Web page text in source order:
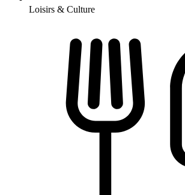
Loisirs & Culture